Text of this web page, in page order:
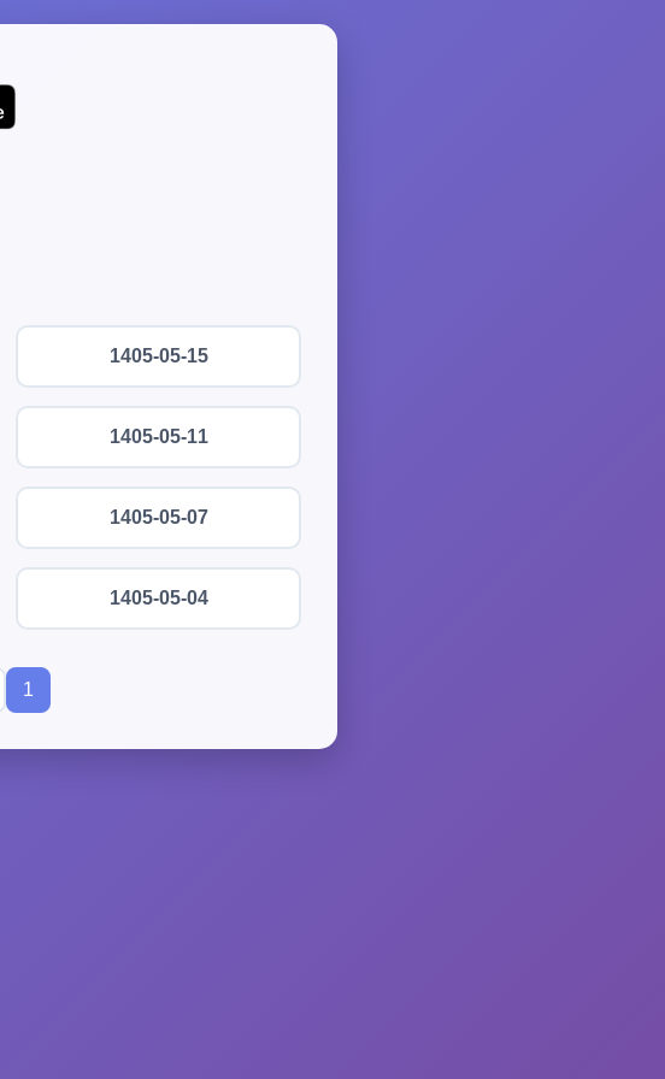
1405-05-15
1405-05-11
1405-05-07
1405-05-04
1